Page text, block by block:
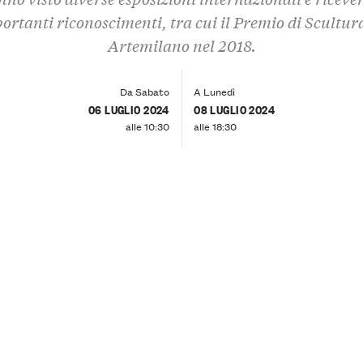
riconoscimenti, tra cui il Premio di
Artemilano nel 2018.
Da Sabato
06 LUGLIO 2024
alle 10:30
A Lunedì
08 LUGLIO 2024
alle 18:30